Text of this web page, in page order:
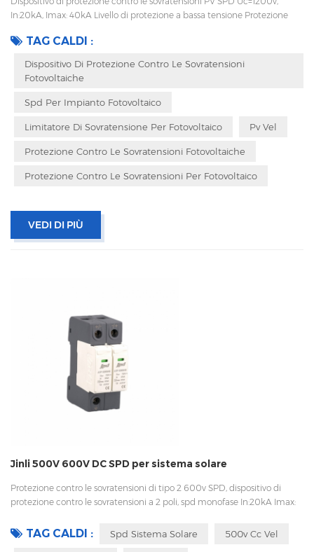
In:20kA, Imax: 40kA Livello di protezione a bassa tensione Protezione
OEM/ODM accettabile
TAG CALDI :
Dispositivo Di Protezione Contro Le Sovratensioni
Fotovoltaiche
Spd Per Impianto Fotovoltaico
Limitatore Di Sovratensione Per Fotovoltaico Pv Vel
Protezione Contro Le Sovratensioni Fotovoltaiche
Protezione Contro Le Sovratensioni Per Fotovoltaico
VEDI DI PIÙ
Jinli 500V 600V DC SPD per sistema solare
Protezione contro le sovratensioni di tipo 2 600v SPD, dispositivo di
protezione contro le sovratensioni a 2 poli, spd monofase In:20kA Imax:
segnalazione remota CEI 61643-11 OEM accettabile Sungrow, Goodwe,
TAG CALDI : Spd Sistema Solare 500v Cc Vel